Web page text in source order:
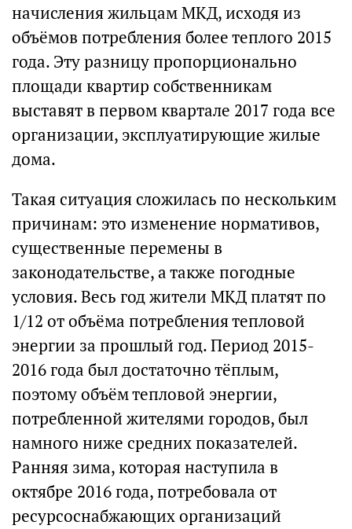
начисления жильцам МКД, исходя из
объёмов потребления более теплого 2015
года. Эту разницу пропорционально
площади квартир собственникам
выставят в первом квартале 2017 года все
организации, эксплуатирующие жилые
дома.
Такая ситуация сложилась по нескольким
причинам: это изменение нормативов,
существенные перемены в
законодательстве, а также погодные
условия. Весь год жители МКД платят по
1/12 от объёма потребления тепловой
энергии за прошлый год. Период 2015-
2016 года был достаточно тёплым,
поэтому объём тепловой энергии,
потребленной жителями городов, был
намного ниже средних показателей.
Ранняя зима, которая наступила в
октябре 2016 года, потребовала от
ресурсоснабжающих организаций